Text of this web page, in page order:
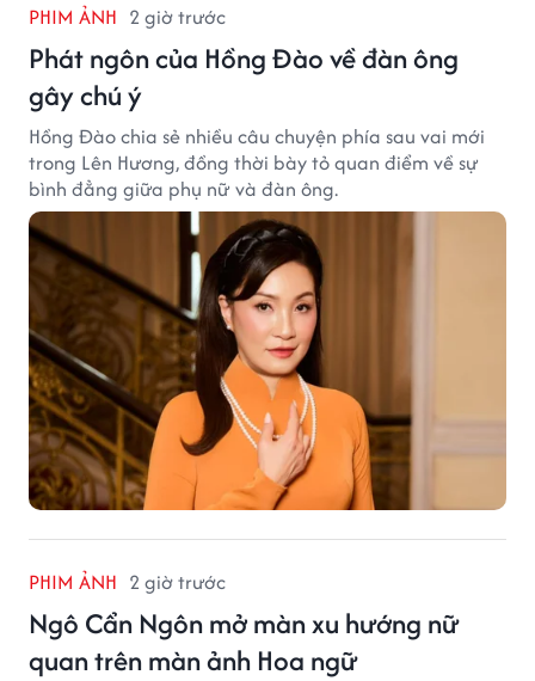
PHIM ẢNH 2 giờ trước
Phát ngôn của Hồng Đào về đàn ông
gây chú ý
Hồng Đào chia sẻ nhiều câu chuyện phía sau vai mới
trong Lên Hương, đồng thời bày tỏ quan điểm về sự
bình đẳng giữa phụ nữ và đàn ông.
PHIM ẢNH 2 giờ trước
Ngô Cẩn Ngôn mở màn xu hướng nữ
quan trên màn ảnh Hoa ngữ